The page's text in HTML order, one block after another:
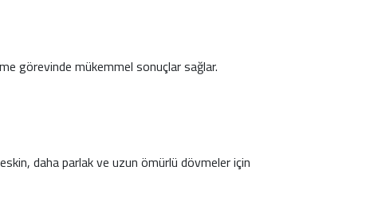
görevinde mükemmel sonuçlar sağlar.
daha parlak ve uzun ömürlü dövmeler için